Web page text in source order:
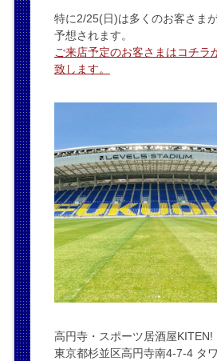
特に2/25(日)は多くのお客さま
予想されます。
ご来店予定のお客さまはコチラ
致します。
高円寺・スポーツ居酒屋KITEN!
東京都杉並区高円寺南4-7-4 タ